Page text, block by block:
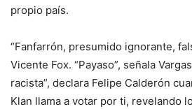
propio país.
“Fanfarrón, presumido ignorante,
Vicente Fox. “Payaso”, señala
racista”, declara Felipe Calderón
Klan llama a votar por ti, revelando